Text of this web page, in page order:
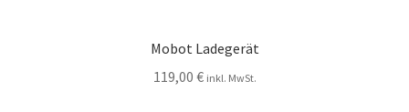
Mobot Ladegerät
119,00 € inkl. MwSt.